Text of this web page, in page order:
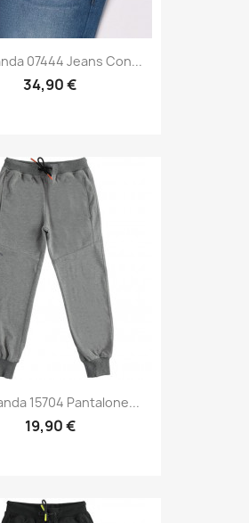
07444 Jeans Con...
34,90 €
15704 Pantalone...
19,90 €